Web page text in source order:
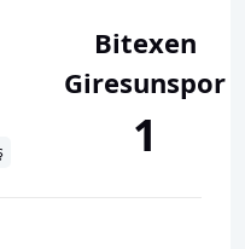
Bitexen
Giresunspor
1